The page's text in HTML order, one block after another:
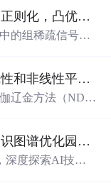
创新与产业创新语音增强组稀疏信号去噪：非凸正则化，凸优化研究（Matlab代码实现）
的组稀疏信号去
制，引入非凸正
统凸正则化在稀
解、去噪重构等
，便于研究人员
处理性的同时显
节点不连续伽辽金方法在求解线性和非线性平流方程中的一维实现（Matlab代码实现）
辽金方法（ND
特别适用于对流
保持数值稳定性
产业园区运营负责人如何通过知识图谱优化园区企业与科研机构的协同创新机制？.docx
深度探索AI技术